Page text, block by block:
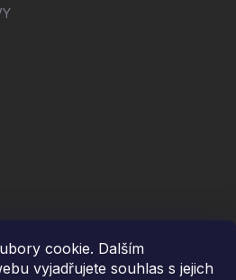
cookie. Dalším
vyjadřujete souhlas s jejich